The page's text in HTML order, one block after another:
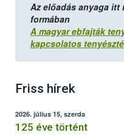
Az előadás anyaga
formában
A magyar ebfajták
kapcsolatos
Friss hírek
2026. július 15, szerda
125 éve történt